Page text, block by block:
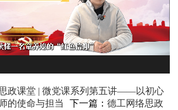
政课堂 | 微党课系列第五讲——以初心
的使命与担当
下一篇：德工网络思政